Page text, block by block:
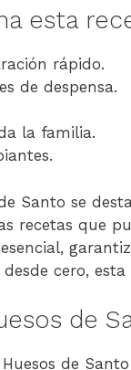
esta
rápido.
de despensa.
la familia.
Santo se
recetas que
desde cero,
de
de